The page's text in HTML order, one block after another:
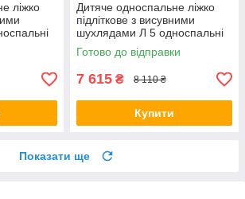
ліжко
Дитяче односпальне ліжко
підліткове з висувними
шухлядами Л 5 односпальні
дитячі ліжка для підлітків
Готово до відправки
7 615 ₴ 8 110 ₴
Купити
Показати ще